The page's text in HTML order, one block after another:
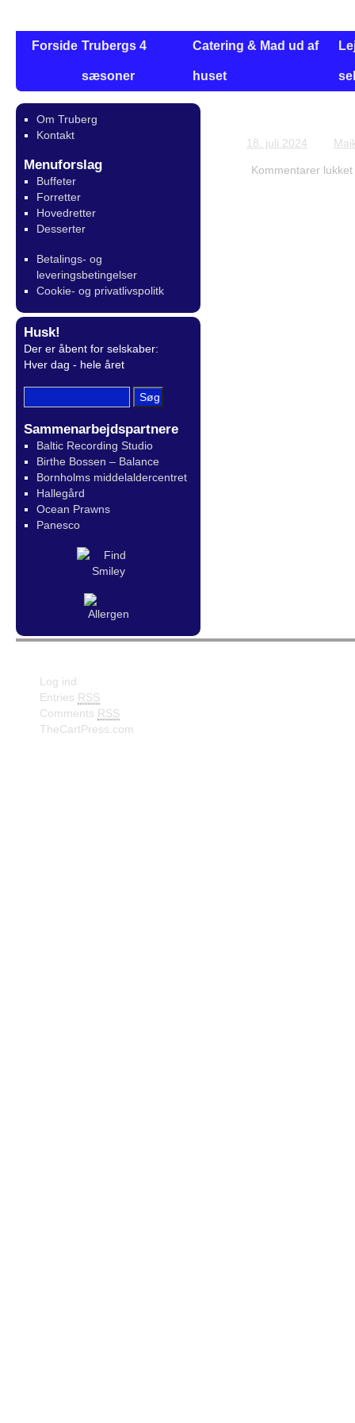
Forside Trubergs 4
sæsoner
Catering & Mad ud af
huset
18. juli 2024
Kommentarer lukket
Om Truberg
Kontakt
Menuforslag
Buffeter
Forretter
Hovedretter
Desserter
Betalings- og
leveringsbetingelser
Cookie- og privatlivspolitk
Husk!
Der er åbent for selskaber:
Hver dag - hele året
Sammenarbejdspartnere
Baltic Recording Studio
Birthe Bossen – Balance
Bornholms middelaldercentret
Hallegård
Ocean Prawns
Panesco
Log ind
Entries RSS
Comments RSS
TheCartPress.com